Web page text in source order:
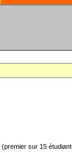
(premier sur 15